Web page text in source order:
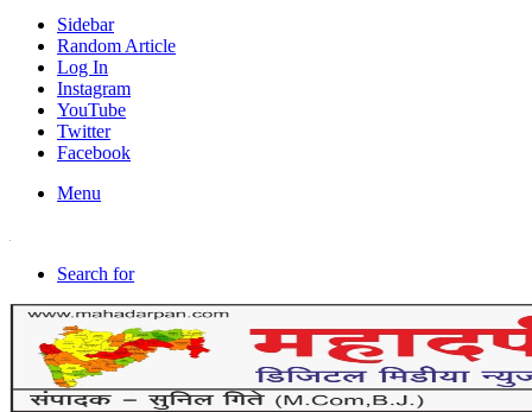
Sidebar
Random Article
Log In
Instagram
YouTube
Twitter
Facebook
Menu
Search for